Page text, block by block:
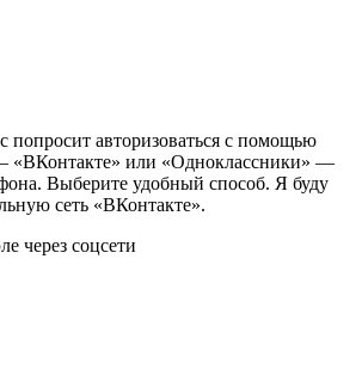
попросит авторизоваться с помощью
«ВКонтакте» или «Одноклассники» —
Выберите удобный способ. Я буду
сеть «ВКонтакте».